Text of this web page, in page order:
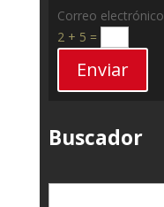
Correo electrónico
2 + 5 =
Enviar
Buscador